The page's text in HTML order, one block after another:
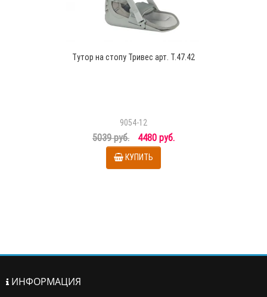
Тутор на стопу Тривес арт. Т.47.42
9054-12
5039 руб. 4480 руб.
КУПИТЬ
ИНФОРМАЦИЯ